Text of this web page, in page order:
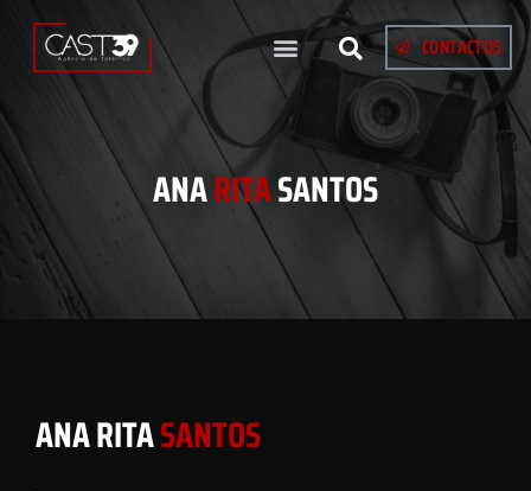
CONTACTOS
ANARITASANTOS
ANA RITASANTOS